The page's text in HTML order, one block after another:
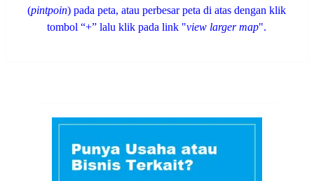
(pintpoin) pada peta, atau perbesar peta di atas dengan klik
tombol “+” lalu klik pada link "view larger map".